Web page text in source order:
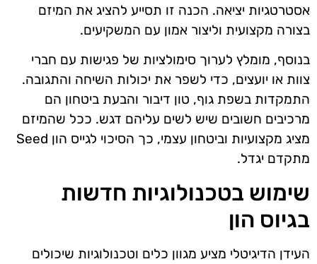
אסטרטגיות יציאה. הכנה זו תסייע להציג את המיזם
בצורה מקצועית וליצור אמון עם המשקיעים.
בנוסף, מומלץ לערוך סימולציות של פגישות עם חברי
צוות או יועצים, כדי לשפר את יכולות השיחה והתגובה.
התמקדות בשפת גוף, טון דיבור והבעת ביטחון הם
מרכיבים חשובים שיש לשים עליהם דגש. ככל שהמיזם
מציג מקצועיות וביטחון עצמי, כך הסיכוי לגייס הון Seed
מתקדם יגדל.
שימוש בטכנולוגיות חדשות
בגיוס הון
העידן הדיגיטלי מציע מגוון כלים וטכנולוגיות שיכולים